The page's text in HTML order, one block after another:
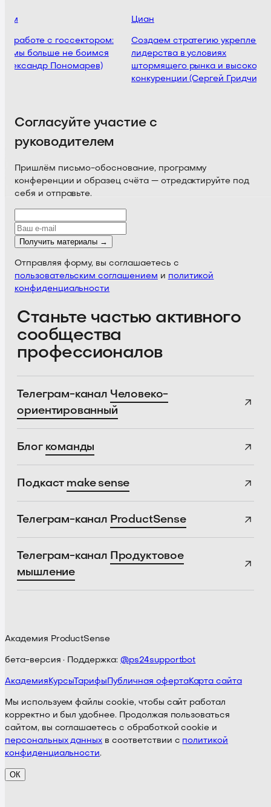
работе с госсектором:
мы больше не боимся
Пономарев)
Циан
Создаем стратегию укрепления
лидерства в условиях
штормящего рынка и высокой
конкуренции (Сергей Гридчин)
Согласуйте участие с
руководителем
Пришлём письмо-обоснование, программу
конференции и образец счёта — отредактируйте под
себя и отправьте.
Получить материалы →
Отправляя форму, вы соглашаетесь с
пользовательским соглашением и политикой
конфиденциальности
Станьте частью активного
сообщества
профессионалов
Телеграм-канал Человеко-
ориентированный
Блог команды
Подкаст make sense
Телеграм-канал ProductSense
Телеграм-канал Продуктовое
мышление
Академия ProductSense
бета-версия · Поддержка: @ps24supportbot
Академия КурсыТарифы Публичная офертаКарта сайта
Мы используем файлы cookie, чтобы сайт работал
корректно и был удобнее. Продолжая пользоваться
сайтом, вы соглашаетесь с обработкой cookie и
персональных данных в соответствии с политикой
конфиденциальности.
ОК